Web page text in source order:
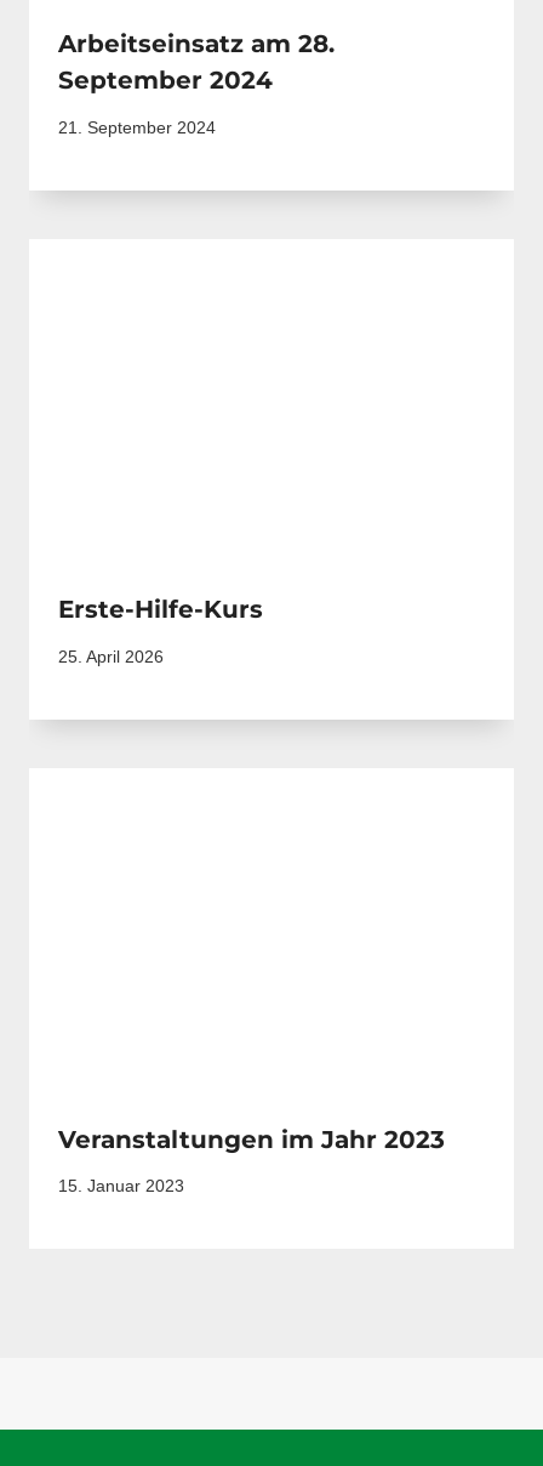
Arbeitseinsatz am 28.
September 2024
21. September 2024
Erste-Hilfe-Kurs
25. April 2026
Veranstaltungen im Jahr 2023
15. Januar 2023